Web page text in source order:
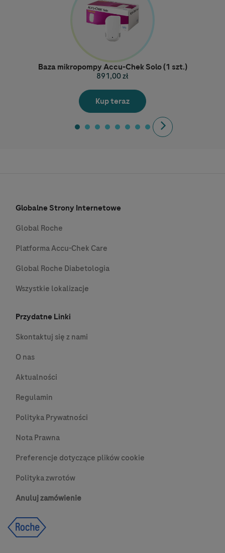
Baza mikropompy Accu-Chek Solo (1 szt.)
891,00 zł
Kup teraz
Next
Globalne Strony Internetowe
Global Roche
Platforma Accu-Chek Care
Global Roche Diabetologia
Wszystkie lokalizacje
Przydatne Linki
Skontaktuj się z nami
O nas
Aktualności
Regulamin
Polityka Prywatności
Nota Prawna
Preferencje dotyczące plików cookie
Polityka zwrotów
Anuluj zamówienie